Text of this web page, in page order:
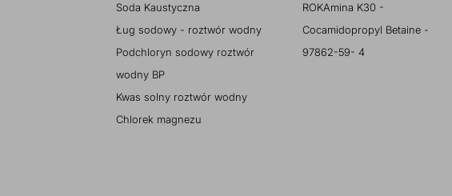
Soda Kaustyczna
Ług sodowy - roztwór wodny
Podchloryn sodowy roztwór
wodny BP
Kwas solny roztwór wodny
Chlorek magnezu
ROKAmina K30 -
Cocamidopropyl Betaine -
97862-59- 4